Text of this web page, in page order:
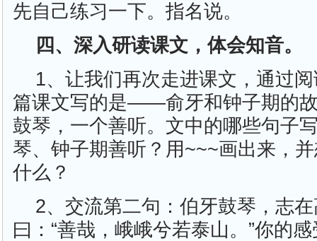
先自己练习一下。指名说。
四、深入研读课文，体会知音。
1、让我们再次走进课文，通过
篇课文写的是——俞牙和钟子期的
鼓琴，一个善听。文中的哪些句子
琴、钟子期善听？用~~~画出来，
什么？
2、交流第二句：伯牙鼓琴，志
曰：“善哉，峨峨兮若泰山。”你的